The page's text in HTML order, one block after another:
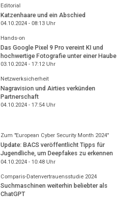
Editorial
Katzenhaare und ein Abschied
04.10.2024 - 08:13Uhr
Hands-on
Das Google Pixel 9 Pro vereint KI und
hochwertige Fotografie unter einer Haube
03.10.2024 - 17:12Uhr
Netzwerksicherheit
Nagravision und Airties verkünden
Partnerschaft
04.10.2024 - 17:54Uhr
Zum "European Cyber Security Month 2024"
Update: BACS veröffentlicht Tipps für
Jugendliche, um Deepfakes zu erkennen
04.10.2024 - 10:48Uhr
Comparis-Datenvertrauensstudie 2024
Suchmaschinen weiterhin beliebter als
ChatGPT